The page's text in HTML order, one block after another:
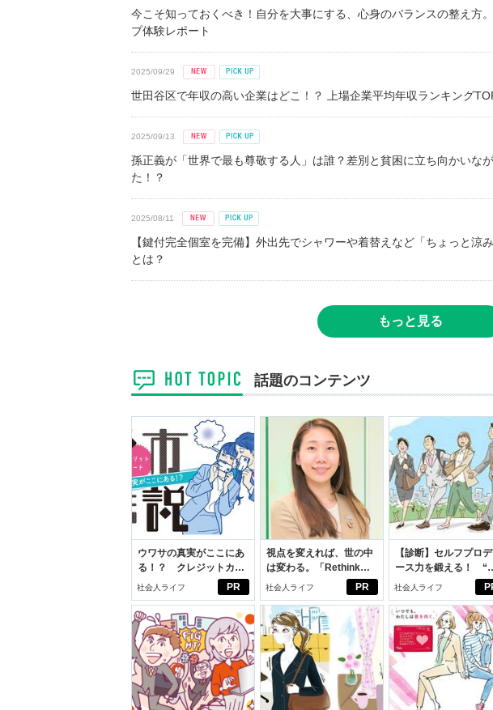
今こそ知っておくべき！自分を大事にする、心身のバランスの整え方
プ体験レポート
2025/09/29
世田谷区で年収の高い企業はどこ！？ 上場企業平均年収ランキング
2025/09/13
孫正義が「世界で最も尊敬する人」は誰？差別と貧困に立ち向かいな
た！？
2025/08/11
【鍵付完全個室を完備】外出先でシャワーや着替えなど「ちょっと涼
とは？
もっと見る
話題のコンテンツ
PR
ウワサの真実がここにあ
る！？ クレジットカー
ドの都市伝説
社会人ライフ PR
視点を変えれば、世の中
は変わる。「Rethink
PROJECT」がつたえた
社会人ライフ
【診断】セルフプロ
ース力を鍛える！ “
ブン観”診断
社会人ライフ